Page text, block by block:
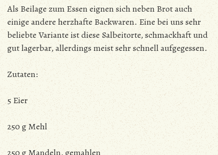
Als Beilage zum Essen eignen sich neben Brot auch
einige andere herzhafte Backwaren. Eine bei uns sehr
beliebte Variante ist diese Salbeitorte, schmackhaft und
gut lagerbar, allerdings meist sehr schnell aufgegessen.
Zutaten:
5 Eier
250 g Mehl
250 g Mandeln, gemahlen